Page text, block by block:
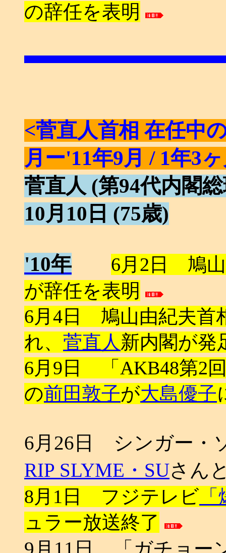
の辞任を表明
<菅直人首相 在任中
月ー'11年9月 / 1年3
菅直人 (第94代内閣
10月10日 (75歳)
'10年
6月2日 鳩山
が辞任を表明
6月4日 鳩山由紀夫首
れ、 菅直人 新内閣が発
6月9日 「AKB48第2
の前田敦子が大島優子
6月26日 シンガー・
RIP SLYME・SUさん
8月1日 フジテレビ
ュラー放送終了
9月11日 「ガチョー